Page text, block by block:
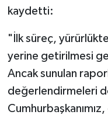
kaydetti:
"İlk süreç,
yerine getirilmesi
Ancak sunulan
değerlendirmeleri